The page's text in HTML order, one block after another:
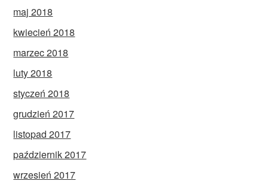
maj 2018
kwiecień 2018
marzec 2018
luty 2018
styczeń 2018
grudzień 2017
listopad 2017
październik 2017
wrzesień 2017